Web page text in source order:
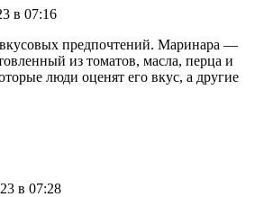
в 07:16
вкусовых предпочтений. Маринара —
из томатов, масла, перца и
люди оценят его вкус, а другие
в 07:28